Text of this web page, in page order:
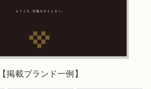
【掲載ブランド一例】